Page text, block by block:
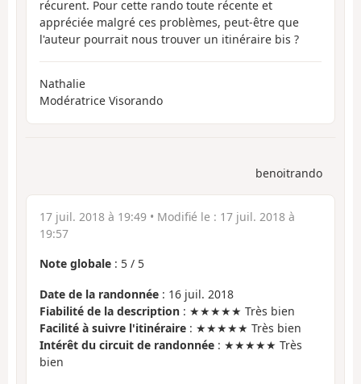
récurent. Pour cette rando toute récente et
appréciée malgré ces problèmes, peut-être que
l'auteur pourrait nous trouver un itinéraire bis ?
Nathalie
Modératrice Visorando
benoitrando
17 juil. 2018 à 19:49 • Modifié le : 17 juil. 2018 à
19:57
Note globale : 5 / 5
Date de la randonnée : 16 juil. 2018
Fiabilité de la description : ★★★★★ Très bien
Facilité à suivre l'itinéraire : ★★★★★ Très bien
Intérêt du circuit de randonnée : ★★★★★ Très
bien